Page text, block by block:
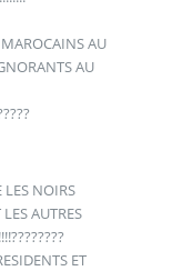
AU
AU
LES NOIRS
AUTRES
ET